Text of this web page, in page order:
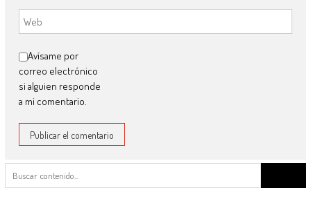
Avísame por
correo electrónico
si alguien responde
a mi comentario.